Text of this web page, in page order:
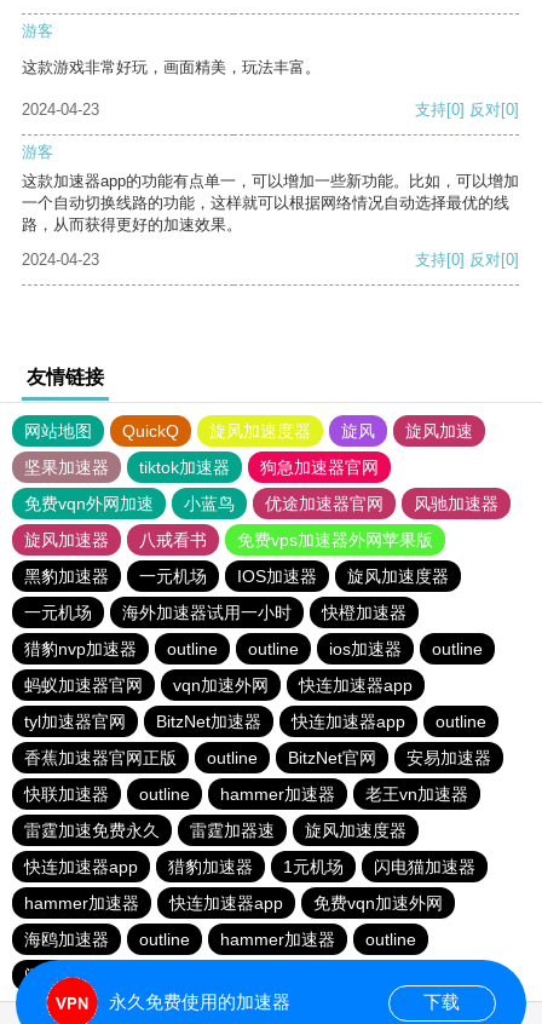
游客
这款游戏非常好玩，画面精美，玩法丰富。
2024-04-23 支持[0] 反对[0]
游客
这款加速器app的功能有点单一，可以增加一些新功能。比如，可以增加
一个自动切换线路的功能，这样就可以根据网络情况自动选择最优的线
路，从而获得更好的加速效果。
2024-04-23
支持[0] 反对[0]
友情链接
网站地图 QuickQ 旋风加速度器 旋风
旋风加速
坚果加速器
tiktok加速器
狗急加速器官网
免费vqn外网加速
小蓝鸟 优途加速器官网
风驰加速器
旋风加速器
八戒看书
免费vps加速器外网苹果版
黑豹加速器
一元机场 IOS加速器
旋风加速度器
一元机场
海外加速器试用一小时
快橙加速器
猎豹nvp加速器
outline outline ios加速器
outline
蚂蚁加速器官网
vqn加速外网
快连加速器app
tyl加速器官网
BitzNet加速器 快连加速器app
outline
香蕉加速器官网正版
outline BitzNet官网
安易加速器
快联加速器
outline hammer加速器
老王vn加速器
雷霆加速免费永久
雷霆加器速
旋风加速度器
快连加速器app
猎豹加速器 1元机场
闪电猫加速器
hammer加速器
快连加速器app
免费vqn加速外网
海鸥加速器
outline hammer加速器
outline
闪电猫加速器
永久免费使用的加速器 下载